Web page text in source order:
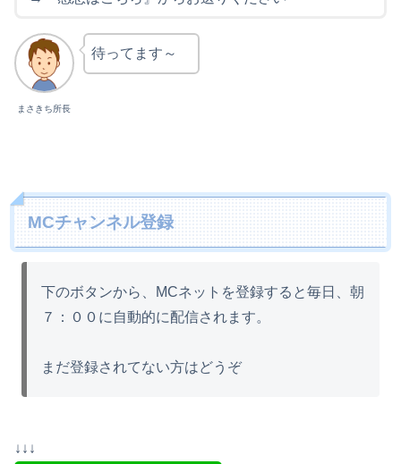
まさきち所長
待ってます～
MCチャンネル登録
下のボタンから、MCネットを登録すると毎日、朝
７：００に自動的に配信されます。
まだ登録されてない方はどうぞ
↓↓↓